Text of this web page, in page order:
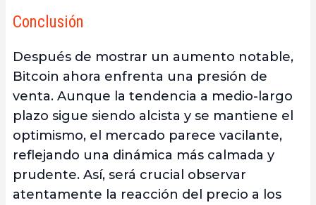
Conclusión
Después de mostrar un aumento notable,
Bitcoin ahora enfrenta una presión de
venta. Aunque la tendencia a medio-largo
plazo sigue siendo alcista y se mantiene el
optimismo, el mercado parece vacilante,
reflejando una dinámica más calmada y
prudente. Así, será crucial observar
atentamente la reacción del precio a los